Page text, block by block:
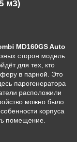
м3)
MD160GS Auto
сторон модель
для тех, кто
в парной. Это
парогенератора
расположили
можно было
корпуса
помещение.